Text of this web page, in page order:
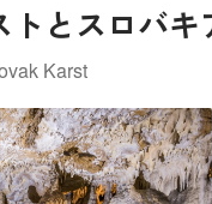
トとスロバ
Karst